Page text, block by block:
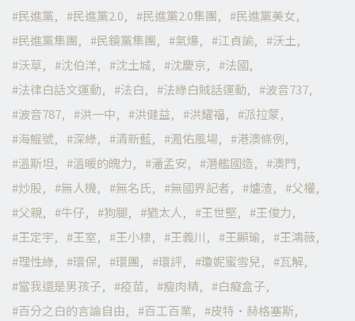
民進黨
民進黨2.0 民進黨2.0集團
民進黨美女
民進黨集團
民鏡黨集團 氣爆 江貞諭
沃土
沃草
沈伯洋 沈土城 沈慶京
法國
法律白話文運動
法白 法綠白賊話運動
波音737
波音787
洪一中 洪健益 洪耀福
派拉蒙
海鯤號
深綠 清新藍 渢佑風場
港澳條例
溫斯坦
溫暖的魄力 潘孟安 潛艦國造
澳門
炒股
無人機 無名氏 無國界記者 爐渣
父權
父親
牛仔 狗腿 猶太人 王世堅
王俊力
王定宇
王室 王小棣 王義川 王顯瑜
王鴻薇
理性綠
環保 環團 環評 瓊妮蜜雪兒
瓦解
當我還是男孩子
疫苗 瘦肉精
白癡盒子
百分之白的言論自由
百工百業
皮特·赫格塞斯